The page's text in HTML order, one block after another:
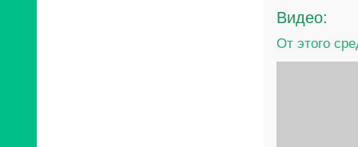
Видео:
От этого